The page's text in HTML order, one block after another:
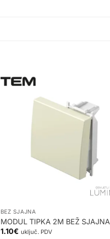
BEŽ SJAJNA
MODUL TIPKA 2M BEŽ SJAJNA
1.10€ uključ. PDV